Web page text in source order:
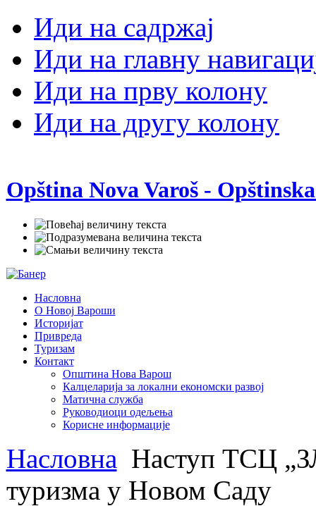
Иди на садржај
Иди на главну
Иди на прву колону
Иди на другу колону
Opština Nova Varoš -
Насловна
О Новој Вароши
Историјат
Привреда
Туризам
Контакт
Општина Нова Варош
Калцеларија за локални економски развој
Матична служба
Руководиоци одељења
Корисне информације
Насловна Наступ ТСЦ
туризма у Новом Саду